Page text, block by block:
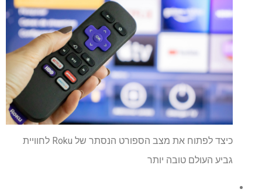
כיצד לפתוח את מצב הספורט הנסתר של Roku לחוויית
גביע העולם טובה יותר